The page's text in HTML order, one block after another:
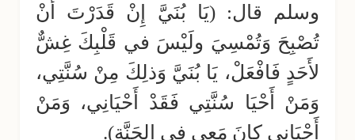
وسلم قال: (يَا بُنَيَّ إِنْ قَدَرْتَ أَنْ
تُصْبِحَ وَتُمْسِيَ ولَيْسَ في قَلْبِكَ غِشٌّ
لأَحَدٍ فَافْعَلْ، يَا بُنَيَّ وَذلِكَ مِنْ سُنَّتِي،
وَمَنْ أَحْيَا سُنَّتِي فَقَدْ أَحْيَانِي، وَمَنْ
أَحْيَانِي كانَ مَعِي في الجَنَّةِ).